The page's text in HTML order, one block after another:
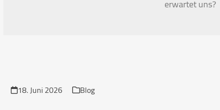
erwartet uns?
18. Juni 2026 Blog